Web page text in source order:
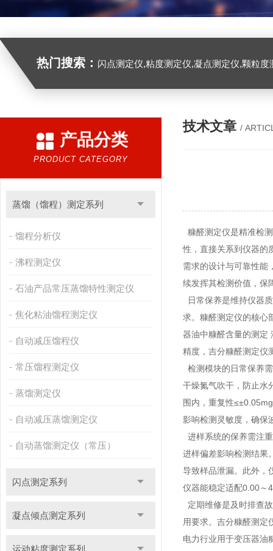
热门搜索： 闪点测定仪,粘度测定仪,凝点测定仪,颗粒
产品分类
PRODUCT CATEGORY
蒸馏（馏程）测定系列
馏程分析仪
沸程测定仪
石油产品常压蒸馏特性测定仪
焦化粘油馏程测定仪
自动减压馏程仪
常压馏程测定仪
蒸馏测定仪
自动减压蒸馏测定仪
自动蒸馏测定仪（常压）
闪点测定系列
凝点倾点测定系列
运动粘度测定系列
技术文章 /
糠醛测定仪是精准检
性，直接关系到仪器的
需求的设计与可靠性能
续发挥其检测价值，保
日常保养是维持仪器
求。糠醛测定仪的核心
器油中糠醛含量的测定
精度，吉分糠醛测定仪
检测模块的日常保养
干燥氮气吹干，防止水
围内，重复性
影响检测灵敏度，确保
进样系统的保养需注
进样偏差影响检测结果
导致样品泄漏。此外，
仪器能稳定适配0.00～
定期维修是及时排查
用要求。吉分糠醛测定
电力行业用于变压器油